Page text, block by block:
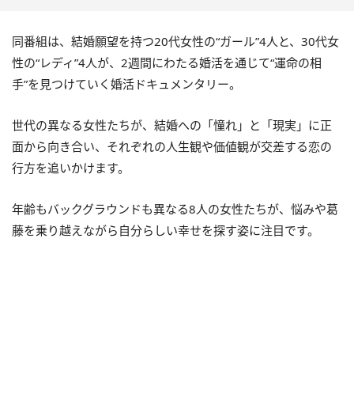
同番組は、結婚願望を持つ20代女性の“ガール”4人と、30代女
性の“レディ”4人が、2週間にわたる婚活を通じて“運命の相
手”を見つけていく婚活ドキュメンタリー。
世代の異なる女性たちが、結婚への「憧れ」と「現実」に正
面から向き合い、それぞれの人生観や価値観が交差する恋の
行方を追いかけます。
年齢もバックグラウンドも異なる8人の女性たちが、悩みや葛
藤を乗り越えながら自分らしい幸せを探す姿に注目です。